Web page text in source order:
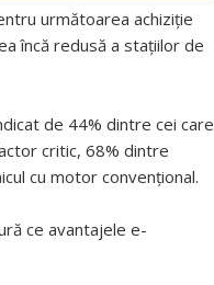
următoarea achiziţie
încă redusă a staţiilor de
de 44% dintre cei care
critic, 68% dintre
cu motor convenţional.
ce avantajele e-